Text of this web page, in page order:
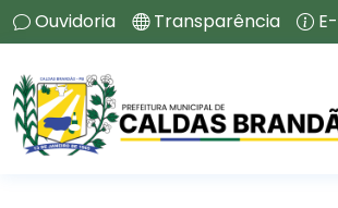
Ouvidoria Transparência